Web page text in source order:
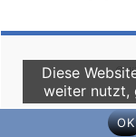
©
Diese
weiter nutzt,
OK